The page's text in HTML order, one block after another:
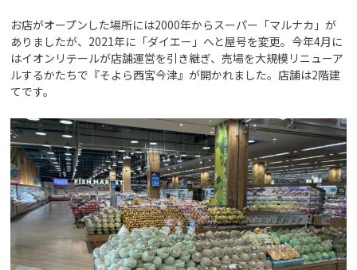
お店がオープンした場所には2000年からスーパー「マルナカ」が
ありましたが、2021年に「ダイエー」へと屋号を変更。今年4月に
はイオンリテールが店舗運営を引き継ぎ、売場を大規模リニューア
ルするかたちで『そよら西宮今津』が開かれました。店舗は2階建
てです。